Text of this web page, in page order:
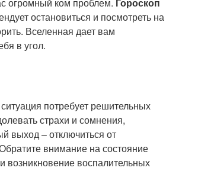
огромный ком проблем. Гороскоп
остановиться и посмотреть на
Вселенная дает вам
в угол.
потребует решительных
страхи и сомнения,
выход – отключиться от
внимание на состояние
возникновение воспалительных